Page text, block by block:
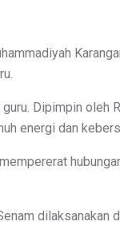
Dipimpin oleh
energi dan
dilaksanakan